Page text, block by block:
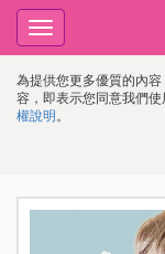
為提供您更多優質的內
容，即表示您同意我們
權說明 。
Toggle
navigation